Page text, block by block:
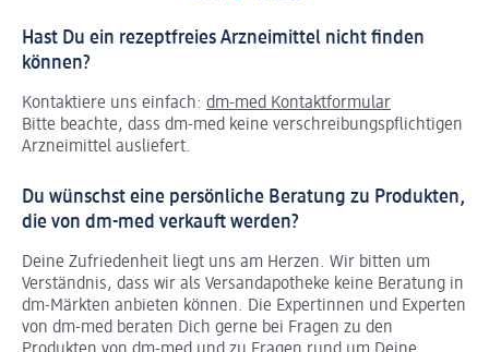
Hast Du ein rezeptfreies Arzneimittel nicht finden
können?
Kontaktiere uns einfach: dm-med Kontaktformular
Bitte beachte, dass dm-med keine verschreibungspflichtigen
Arzneimittel ausliefert.
Du wünschst eine persönliche Beratung zu Produkten,
die von dm-med verkauft werden?
Deine Zufriedenheit liegt uns am Herzen. Wir bitten um
Verständnis, dass wir als Versandapotheke keine Beratung in
dm-Märkten anbieten können. Die Expertinnen und Experten
von dm-med beraten Dich gerne bei Fragen zu den